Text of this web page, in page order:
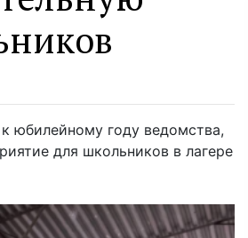
юбилейному году ведомства,
для школьников в лагере